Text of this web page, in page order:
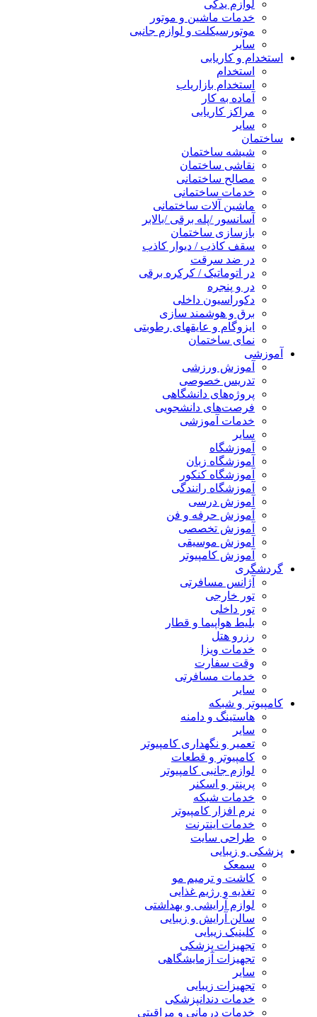
لوازم یدکی
خدمات ماشین و موتور
موتورسیکلت و لوازم جانبی
سایر
استخدام و کاریابی
استخدام
استخدام بازاریاب
آماده به کار
مراکز کاریابی
سایر
ساختمان
شیشه ساختمان
نقاشی ساختمان
مصالح ساختمانی
خدمات ساختمانی
ماشین آلات ساختمانی
آسانسور /پله برقی /بالابر
بازسازی ساختمان
سقف کاذب / دیوار کاذب
در ضد سرقت
در اتوماتیک / کرکره برقی
در و پنجره
دکوراسیون داخلی
برق و هوشمند سازی
ایزوگام و عایقهای رطوبتی
نمای ساختمان
آموزشی
آموزش ورزشی
تدریس خصوصی
پروژه‌های دانشگاهی
فرصت‌های دانشجویی
خدمات آموزشی
سایر
آموزشگاه
آموزشگاه زبان
آموزشگاه کنکور
آموزشگاه رانندگی
آموزش درسی
آموزش حرفه و فن
آموزش تخصصی
آموزش موسیقی
آموزش کامپیوتر
گردشگری
آژانس مسافرتی
تور خارجی
تور داخلی
بلیط هواپیما و قطار
رزرو هتل
خدمات ویزا
وقت سفارت
خدمات مسافرتی
سایر
کامپیوتر و شبکه
هاستینگ و دامنه
سایر
تعمیر و نگهداری کامپیوتر
کامپیوتر و قطعات
لوازم جانبی کامپیوتر
پرینتر و اسکنر
خدمات شبکه
نرم افزار کامپیوتر
خدمات اینترنت
طراحی سایت
پزشکی و زیبایی
سمعک
کاشت و ترمیم مو
تغذیه و رژیم غذایی
لوازم آرایشی و بهداشتی
سالن آرایش و زیبایی
کلینیک زیبایی
تجهیزات پزشکی
تجهیزات آزمایشگاهی
سایر
تجهیزات زیبایی
خدمات دندانپزشکی
خدمات درمانی و مراقبتی